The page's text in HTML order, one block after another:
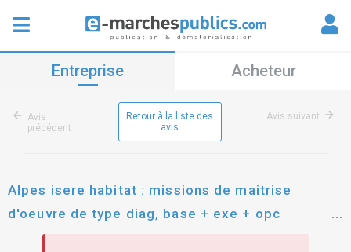
Entreprise Acheteur
Avis
précédent
Retour à la liste des
avis
Avis suivant
Alpes isere habitat : missions de maitrise
d'oeuvre de type diag, base + exe + opc
relatives a des ameliorations sur diverses